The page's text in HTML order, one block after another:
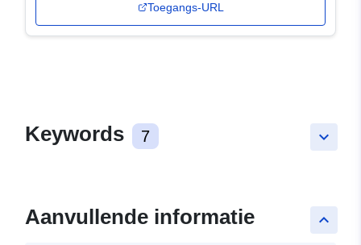
Toegangs-URL
keyboard_arrow_down
Keywords 7
keyboard_arrow_up
Aanvullende informatie